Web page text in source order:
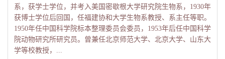
系，获学士学位，并考入美国密歇根大学研究院生物系，1930年
获博士学位后回国，任福建协和大学生物系教授、系主任等职。
1950年任中国科学院标本整理委员会委员，1953年后任中国科学
院动物研究所研究员。曾兼任北京师范大学、北京大学、山东大
学等校教授，...